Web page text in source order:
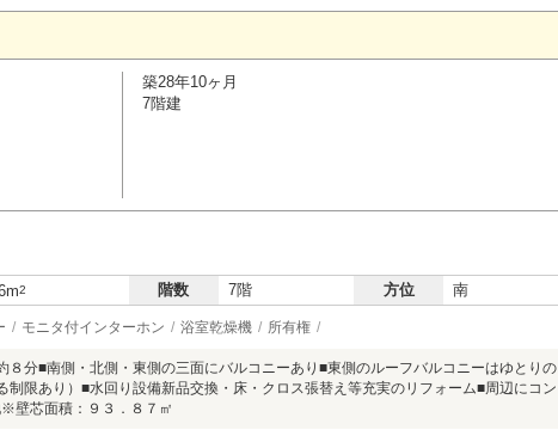
築28年10ヶ月
7階建
2 階数 7階 方位 南
モニタ付インターホン 浴室乾燥機 所有権
８分■南側・北側・東側の三面にバルコニーあり■東側のルーフバルコニーはゆとりの
制限あり）■水回り設備新品交換・床・クロス張替え等充実のリフォーム■周辺にコン
壁芯面積：９３．８７㎡